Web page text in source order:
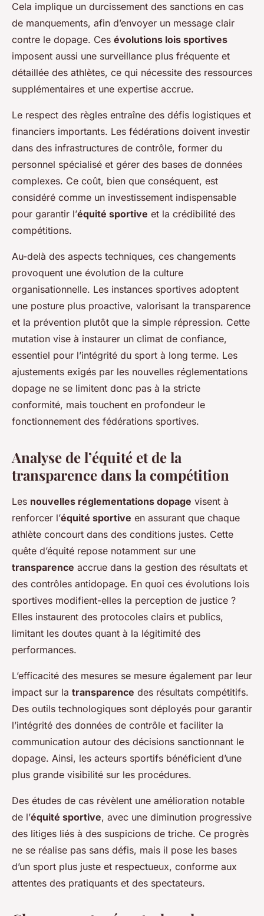
Cela implique un durcissement des sanctions en cas
de manquements, afin d’envoyer un message clair
contre le dopage. Ces évolutions lois sportives
imposent aussi une surveillance plus fréquente et
détaillée des athlètes, ce qui nécessite des ressources
supplémentaires et une expertise accrue.
Le respect des règles entraîne des défis logistiques et
financiers importants. Les fédérations doivent investir
dans des infrastructures de contrôle, former du
personnel spécialisé et gérer des bases de données
complexes. Ce coût, bien que conséquent, est
considéré comme un investissement indispensable
pour garantir l’équité sportive et la crédibilité des
compétitions.
Au-delà des aspects techniques, ces changements
provoquent une évolution de la culture
organisationnelle. Les instances sportives adoptent
une posture plus proactive, valorisant la transparence
et la prévention plutôt que la simple répression. Cette
mutation vise à instaurer un climat de confiance,
essentiel pour l’intégrité du sport à long terme. Les
ajustements exigés par les nouvelles réglementations
dopage ne se limitent donc pas à la stricte
conformité, mais touchent en profondeur le
fonctionnement des fédérations sportives.
Analyse de l’équité et de la
transparence dans la compétition
Les nouvelles réglementations dopage visent à
renforcer l’équité sportive en assurant que chaque
athlète concourt dans des conditions justes. Cette
quête d’équité repose notamment sur une
transparence accrue dans la gestion des résultats et
des contrôles antidopage. En quoi ces évolutions lois
sportives modifient-elles la perception de justice ?
Elles instaurent des protocoles clairs et publics,
limitant les doutes quant à la légitimité des
performances.
L’efficacité des mesures se mesure également par leur
impact sur la transparence des résultats compétitifs.
Des outils technologiques sont déployés pour garantir
l’intégrité des données de contrôle et faciliter la
communication autour des décisions sanctionnant le
dopage. Ainsi, les acteurs sportifs bénéficient d’une
plus grande visibilité sur les procédures.
Des études de cas révèlent une amélioration notable
de l’équité sportive, avec une diminution progressive
des litiges liés à des suspicions de triche. Ce progrès
ne se réalise pas sans défis, mais il pose les bases
d’un sport plus juste et respectueux, conforme aux
attentes des pratiquants et des spectateurs.